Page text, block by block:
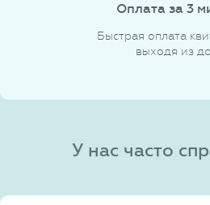
Оплата за 3
Быстрая оплата
выходя из
У нас часто